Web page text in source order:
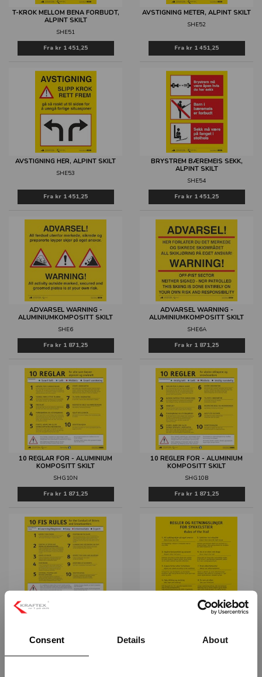
Consent Details About
T-KROK MELLOM BENA FORBUDT,
ALPINT SKILT
SHE51
Fra kr 1 451,25
AVSTIGNING METER, ALPINT SKILT
SHE52
Fra kr 1 451,25
AVSTIGNING HER, ALPINT SKILT
SHE53
Fra kr 1 451,25
BRYSTREM BÆREMEIS SEKK,
ALPINT SKILT
SHE54
Fra kr 1 451,25
ADVARSEL WARNING -
ALUMINIUMKOMPOSITT SKILT
SHE6
Fra kr 1 871,25
ADVARSEL WARNING -
ALUMINIUMKOMPOSITT SKILT
SHE6A
Fra kr 1 871,25
10 REGLAR FOR - ALUMINIUM
KOMPOSITT SKILT
SHG10N
Fra kr 1 871,25
10 REGLER FOR - ALUMINIUM
KOMPOSITT SKILT
SHG10B
Fra kr 1 871,25
10 RULES FOR - ALUMINIUM
Frakr 1 871,25
REGLER OG RETNINGSLINJER FOR
SYKKELSTIER
kr 1 871,25